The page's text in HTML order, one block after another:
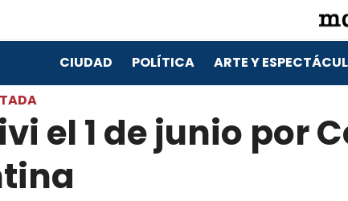
CIUDAD POLÍTICA ARTE Y
el 1 de junio por